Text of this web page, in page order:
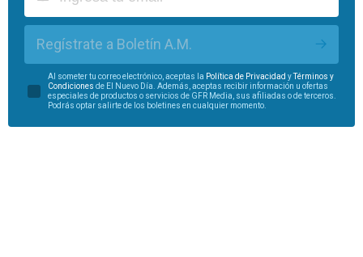
Regístrate a Boletín A.M.
Al someter tu correo electrónico, aceptas la Política de Privacidad yTérminos y
Condiciones de El Nuevo Día. Además, aceptas recibir información u ofertas
especiales de productos o servicios de GFR Media, sus afiliadas o de terceros.
Podrás optar salirte de los boletines en cualquier momento.